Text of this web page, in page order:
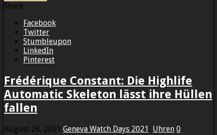
Share
Facebook
Twitter
Stumbleupon
LinkedIn
Pinterest
Frédérique Constant: Die Highlife
Automatic Skeleton lässt ihre Hüllen
fallen
August 26, 2021 Geneva Watch Days 2021, Uhren 0